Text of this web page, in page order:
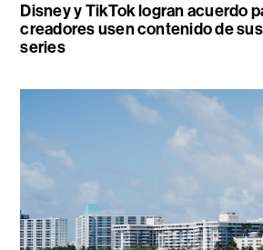
Disney y TikTok logran acuerdo
creadores usen contenido de
series